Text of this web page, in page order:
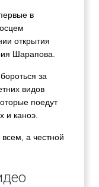
в
открытия
Шарапова.
за
видов
поедут
и каноэ.
а честной